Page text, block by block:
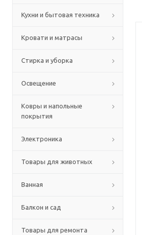
Кухни и бытовая техника
Кровати и матрасы
Стирка и уборка
Освещение
Ковры и напольные
покрытия
Электроника
Товары для животных
Ванная
Балкон и сад
Товары для ремонта